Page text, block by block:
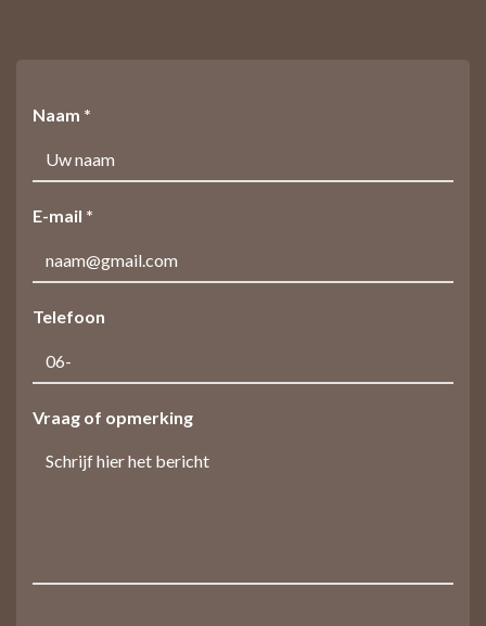
Naam *
E-mail *
Telefoon
Vraag of opmerking